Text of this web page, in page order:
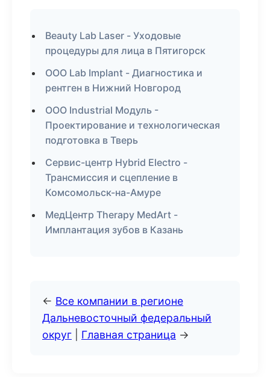
Beauty Lab Laser - Уходовые
процедуры для лица в Пятигорск
ООО Lab Implant - Диагностика и
рентген в Нижний Новгород
ООО Industrial Модуль -
Проектирование и технологическая
подготовка в Тверь
Сервис-центр Hybrid Electro -
Трансмиссия и сцепление в
Комсомольск-на-Амуре
МедЦентр Therapy MedArt -
Имплантация зубов в Казань
← Все компании в регионе
Дальневосточный федеральный
округ
Главная страница →